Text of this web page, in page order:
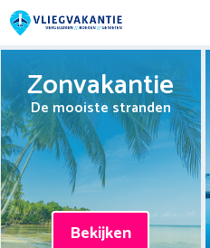
Spring
naar
Zonvakantie
De mooiste stranden
Bekijken